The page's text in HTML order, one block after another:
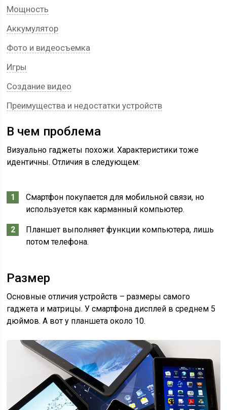
Мощность
Аккумулятор
Фото и видеосъемка
Игры
Создание видео
Преимущества и недостатки устройств
В чем проблема
Визуально гаджеты похожи. Характеристики тоже
идентичны. Отличия в следующем:
Смартфон покупается для мобильной связи, но
используется как карманный компьютер.
Планшет выполняет функции компьютера, лишь
потом телефона.
Размер
Основные отличия устройств – размеры самого
гаджета и матрицы. У смартфона дисплей в среднем 5
дюймов. А вот у планшета около 10.